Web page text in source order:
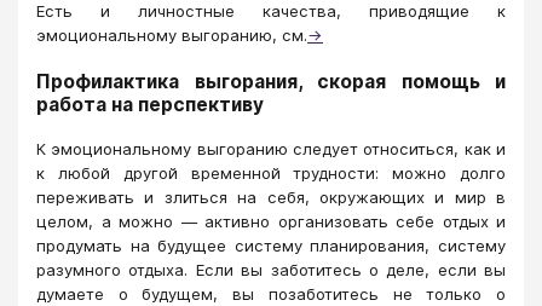
Есть и личностные качества, приводящие к
эмоциональному выгоранию, см.→
Профилактика выгорания, скорая помощь и
работа на перспективу
К эмоциональному выгоранию следует относиться, как и
к любой другой временной трудности: можно долго
переживать и злиться на себя, окружающих и мир в
целом, а можно — активно организовать себе отдых и
продумать на будущее систему планирования, систему
разумного отдыха. Если вы заботитесь о деле, если вы
думаете о будущем, вы позаботитесь не только о